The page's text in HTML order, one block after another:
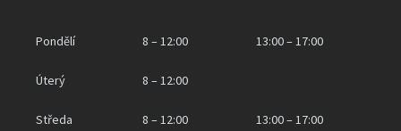
Pondělí 8 – 12:00 13:00 – 17:00
Úterý 8 – 12:00
Středa 8 – 12:00 13:00 – 17:00